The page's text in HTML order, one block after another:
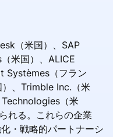
（米国）、SAP
米国）、ALICE
Systèmes（フラン
、Trimble Inc.（米
（米
れる。これらの企業
・戦略的パートナーシ